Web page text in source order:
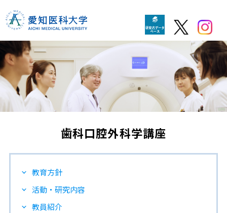
歯科口腔外科学講座
教育方針
活動・研究内容
教員紹介